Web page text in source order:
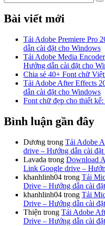
Bài viết mới
Tải Adobe Premiere Pro
dẫn cài đặt cho Windows
Tải Adobe Media
Hướng dẫn cài đặt cho
Chia sẻ 40+ Font chữ
Tải Adobe After Effects
dẫn cài đặt cho Windows
Font chữ đẹp cho thiết
Bình luận gần đây
Dương trong Tải Adobe
drive – Hướng dẫn cài
Lavada trong Download
Link Google drive –
khanhlinh04 trong Tải
Drive – Hướng dẫn cài
khanhlinh04 trong Tải
Drive – Hướng dẫn cài
Thiện trong Tải Adobe
Drive – Hướng dẫn cài